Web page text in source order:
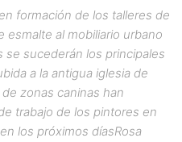
formación de los talleres de
esmalte al mobiliario urbano
sucederán los principales
a la antigua iglesia de
zonas caninas han
trabajo de los pintores en
los próximos díasRosa